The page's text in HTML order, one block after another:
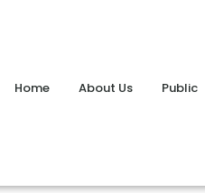
Home About Us Public